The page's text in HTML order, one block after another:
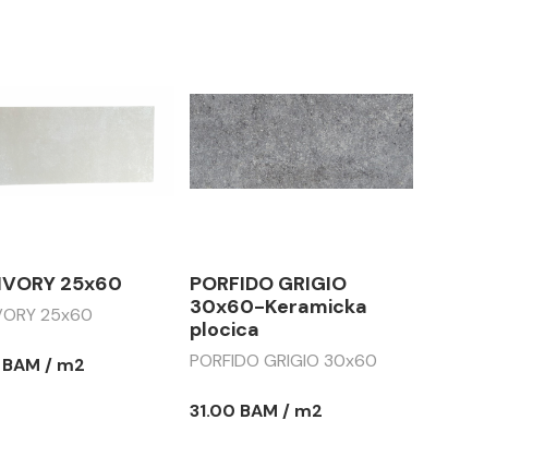
25x60
25x60
/ m2
PORFIDO GRIGIO
30x60-Keramicka
plocica
PORFIDO GRIGIO 30x60
31.00 BAM / m2